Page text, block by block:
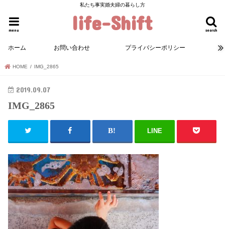
私たち事実婚夫婦の暮らし方
life-Shift search
menu
ホーム お問い合わせ プライバシーポリシー
HOME IMG_2865
2019.09.07
IMG_2865
LINE